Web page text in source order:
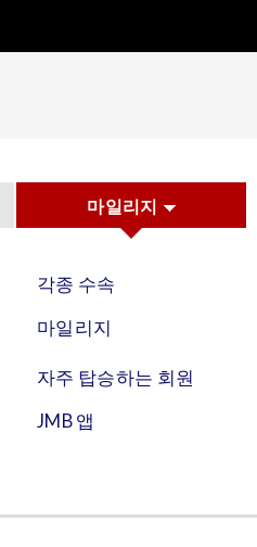
마일리지
각종 수속
마일리지
자주 탑승하는 회원
JMB 앱